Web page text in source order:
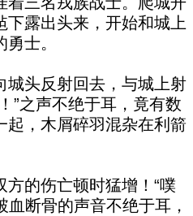
下露出头来，开始和城上
士。
反射回去，与城上射
”之声不绝于耳，竟有数
起，木屑碎羽混杂在利箭
伤亡顿时猛增！“噗
血断骨的声音不绝于耳，